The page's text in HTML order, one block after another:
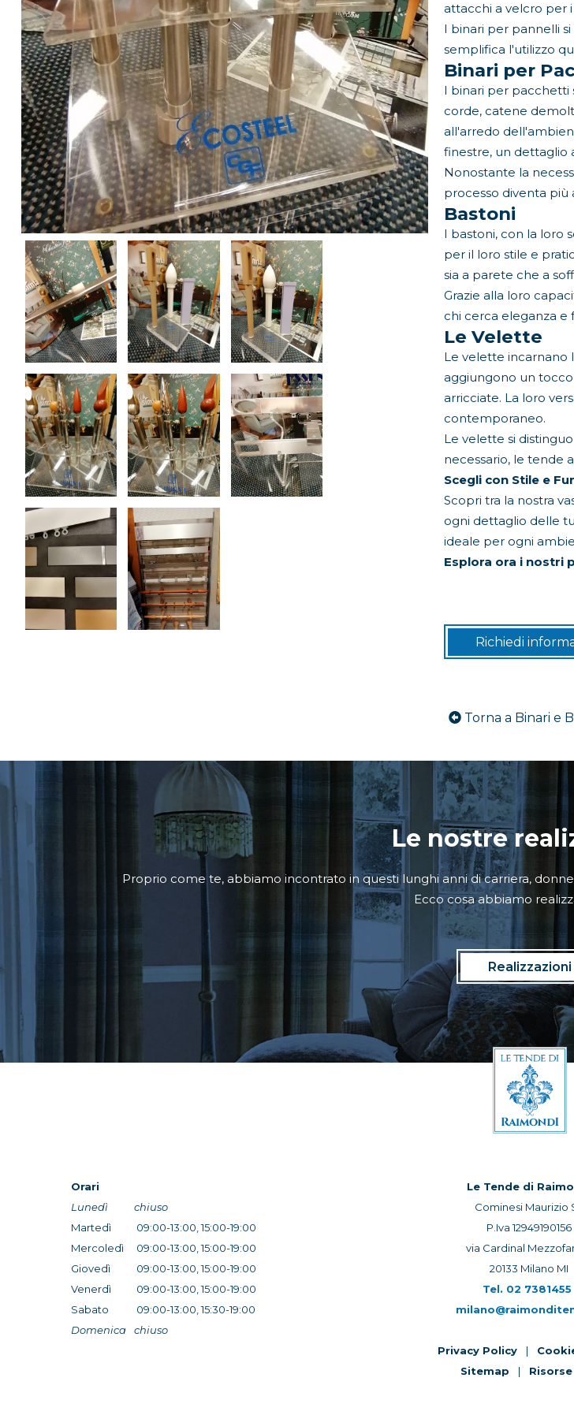
attacchi a velcro per
I binari per pannelli
semplifica l'utilizzo
Binari per
I binari per pacchetti
corde, catene
all'arredo
finestre, un dettaglio
Nonostante la
processo diventa più
Bastoni
I bastoni, con la loro
per il loro stile e
sia a parete che a
Grazie alla loro
chi cerca eleganza e
Le Velette
Le velette incarnano
aggiungono un
arricciate. La loro
contemporaneo.
Le velette si
necessario, le tende
Scegli con Stile e
Scopri tra la nostra
ogni dettaglio delle
ideale per ogni
Esplora ora i nostri
Richiedi
Torna a Binari e
Le nostre
Proprio come te, abbiamo incontrato in questi lunghi anni di carriera,
Ecco cosa abbiamo
Realizzazioni
Orari
Lunedì
chiuso
Martedì
09:00-13:00, 15:00-19:00
Mercoledì
09:00-13:00, 15:00-19:00
Giovedì
09:00-13:00, 15:00-19:00
Venerdì
09:00-13:00, 15:00-19:00
Sabato
09:00-13:00, 15:30-19:00
Domenica
chiuso
Le Tende di
Cominesi Maurizio
P.Iva 12949190156
via Cardinal
20133 Milano MI
Tel. 02 7381455
Privacy Policy |
Sitemap
| Risorse